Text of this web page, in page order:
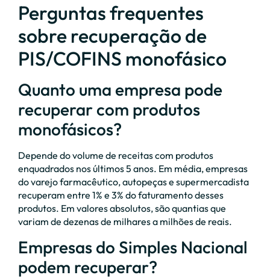
Perguntas frequentes
sobre recuperação de
PIS/COFINS monofásico
Quanto uma empresa pode
recuperar com produtos
monofásicos?
Depende do volume de receitas com produtos
enquadrados nos últimos 5 anos. Em média, empresas
do varejo farmacêutico, autopeças e supermercadista
recuperam entre 1% e 3% do faturamento desses
produtos. Em valores absolutos, são quantias que
variam de dezenas de milhares a milhões de reais.
Empresas do Simples Nacional
podem recuperar?